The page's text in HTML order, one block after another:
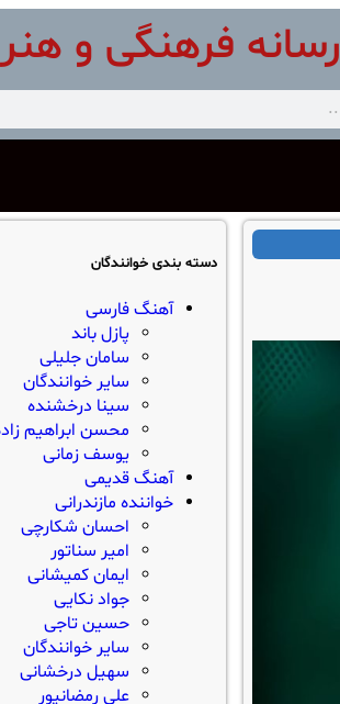
رسانه فرهنگی و
دسته بندی خوانندگان
آهنگ فارسی
پازل باند
سامان جلیلی
سایر خوانندگان
سینا درخشنده
محسن ابراهیم
یوسف زمانی
آهنگ قدیمی
خواننده مازندرانی
احسان شکارچی
امیر سناتور
ایمان کمیشانی
جواد نکایی
حسین تاجی
سایر خوانندگان
سهیل درخشانی
علی رمضانپور